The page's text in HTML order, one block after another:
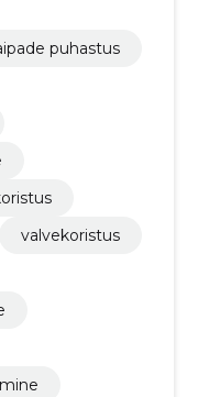
puhastus
valvekoristus